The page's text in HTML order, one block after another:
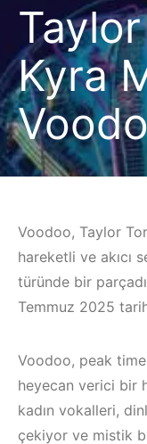
Kyra
Voodoo, Taylor
hareketli ve akıcı
türünde bir
Temmuz 2025
Voodoo, peak
heyecan verici bir
kadın vokalleri,
çekiyor ve mistik